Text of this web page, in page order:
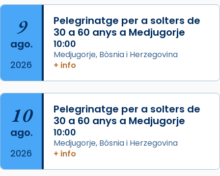
L’arquebisbe de Barcelona, el cardenal Joan
Josep Omella, ha presidit la missa i l’ha
concelebrat el bisbe auxiliar de Barcelona,
Mons. David Abadías.
📸 Dr. G. Simón
Foto
Arquebisbat de Barcelona
2 weeks ago
Memòria de les santes Juliana i
9
ago.
2026
Pelegrinatge per a solters de
30 a 60 anys a Medjugorje
10:00
Medjugorje, Bòsnia i Herzegovina
+ info
10
ago.
2026
Pelegrinatge per a solters de
30 a 60 anys a Medjugorje
10:00
Medjugorje, Bòsnia i Herzegovina
+ info